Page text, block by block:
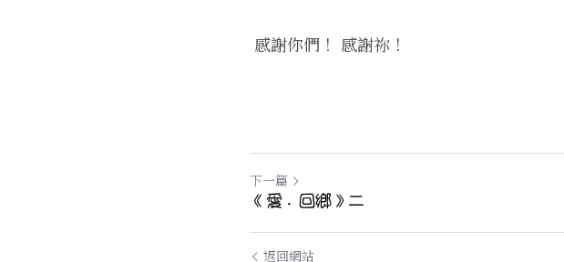
感謝你們 ！ 感謝祢！
下一篇
《愛．回鄉》二
返回網站